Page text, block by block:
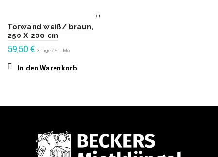
Torwand weiß/ braun,
250 X 200 cm
59,50 € 3 Tage / Fr - Mo
In den Warenkorb